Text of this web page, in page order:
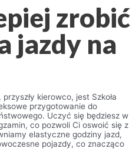
zrobić
jazdy na
kierowco, jest Szkoła
przygotowanie do
Uczyć się będziesz w
co pozwoli Ci oswoić się z
elastyczne godziny jazd,
pojazdy, co znacząco